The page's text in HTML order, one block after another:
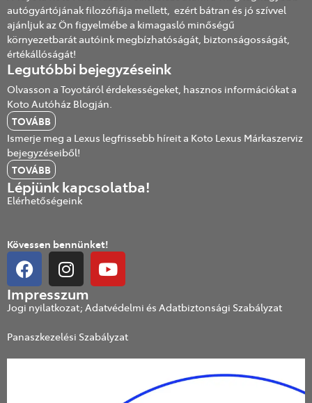
autógyártójának filozófiája mellett, ezért bátran és jó szívvel
ajánljuk az Ön figyelmébe a kimagasló minőségű
környezetbarát autóink megbízhatóságát, biztonságosságát,
értékállóságát!
Legutóbbi bejegyzéseink
Olvasson a Toyotáról érdekességeket, hasznos információkat a
Koto Autóház Blogján.
TOVÁBB
Ismerje meg a Lexus legfrissebb híreit a Koto Lexus Márkaszerviz
bejegyzéseiből!
TOVÁBB
Lépjünk kapcsolatba!
Elérhetőségeink
Kövessen bennünket!
Impresszum
Jogi nyilatkozat; Adatvédelmi és Adatbiztonsági Szabályzat
Panaszkezelési Szabályzat